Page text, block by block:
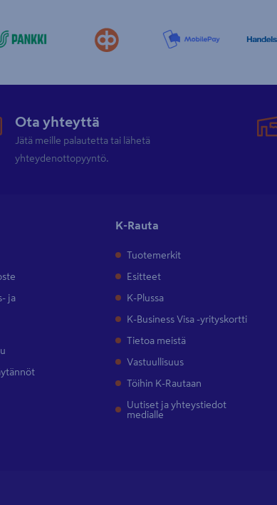
Ota yhteyttä
Jätä meille palautetta tai lähetä
yhteydenottopyyntö.
ja
K-Rauta
Tuotemerkit
Esitteet
K-Plussa
K-Business Visa -yrityskortti
Tietoa meistä
Vastuullisuus
Töihin K-Rautaan
Uutiset ja yhteystiedot
medialle